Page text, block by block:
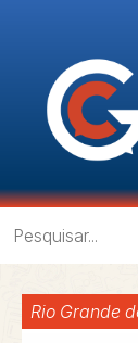
Rio Grande